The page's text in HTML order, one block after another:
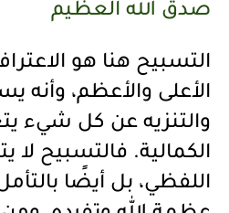
صدق الله العظيم
التسبيح هنا هو
الأعلى والأعظم، وأنه
والتنزيه عن كل شيء
الكمالية. فالتسبيح لا
اللفظي، بل أيضًا